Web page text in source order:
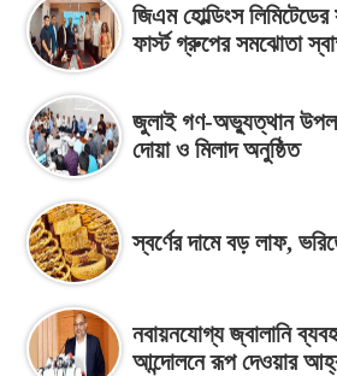
জিএম হোল্ডিংস লিমিটেডের
ফার্স্ট গ্রুপের সমঝোতা
জুলাই গণ-অভ্যুত্থান
দোয়া ও মিলাদ অনুষ্ঠিত
স্বর্ণের দামে বড় লাফ,
নবায়নযোগ্য জ্বালানি
আন্দোলনে রূপ দেওয়ার